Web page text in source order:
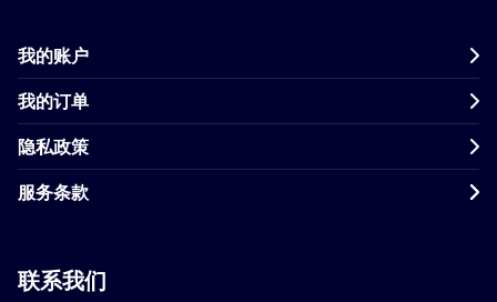
我的账户
我的订单
隐私政策
服务条款
联系我们